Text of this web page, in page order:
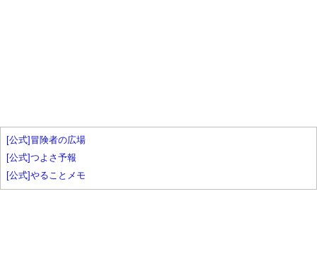
[公式]冒険者の広場
[公式]つよさ予報
[公式]やることメモ